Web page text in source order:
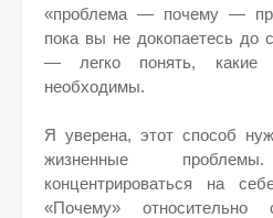
«проблема — почему —
пока вы не докопаетесь до
— легко понять, какие
необходимы.
Я уверена, этот способ
жизненные
концентрироваться на
«Почему»